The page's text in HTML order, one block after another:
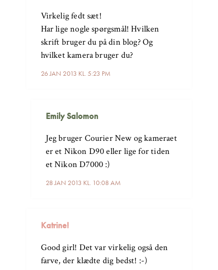
26 JAN 2013 KL. 5:23 PM
Virkelig fedt sæt!
Har lige nogle spørgsmål! Hvilken
skrift bruger du på din blog? Og
hvilket kamera bruger du?
Emily Salomon
28 JAN 2013 KL. 10:08 AM
Jeg bruger Courier New og kameraet
er et Nikon D90 eller lige for tiden
et Nikon D7000 :)
Katrine!
Good girl! Det var virkelig også den
farve, der klædte dig bedst! :-)